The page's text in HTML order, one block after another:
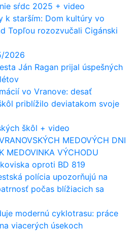
sŕdc 2025 + video
k starším: Dom kultúry vo
Topľou rozozvučali Cigánski
2026
Ján Ragan prijal úspešných
vo Vranove: desať
priblížilo deviatakom svoje
škôl + video
MEDOVÝCH DNI
MEDOVINKA VÝCHODU
oproti BD 819
polícia upozorňujú na
počas blížiacich sa
modernú cyklotrasu: práce
viacerých úsekoch